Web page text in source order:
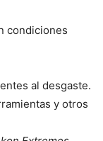
condiciones
al desgaste.
y otros